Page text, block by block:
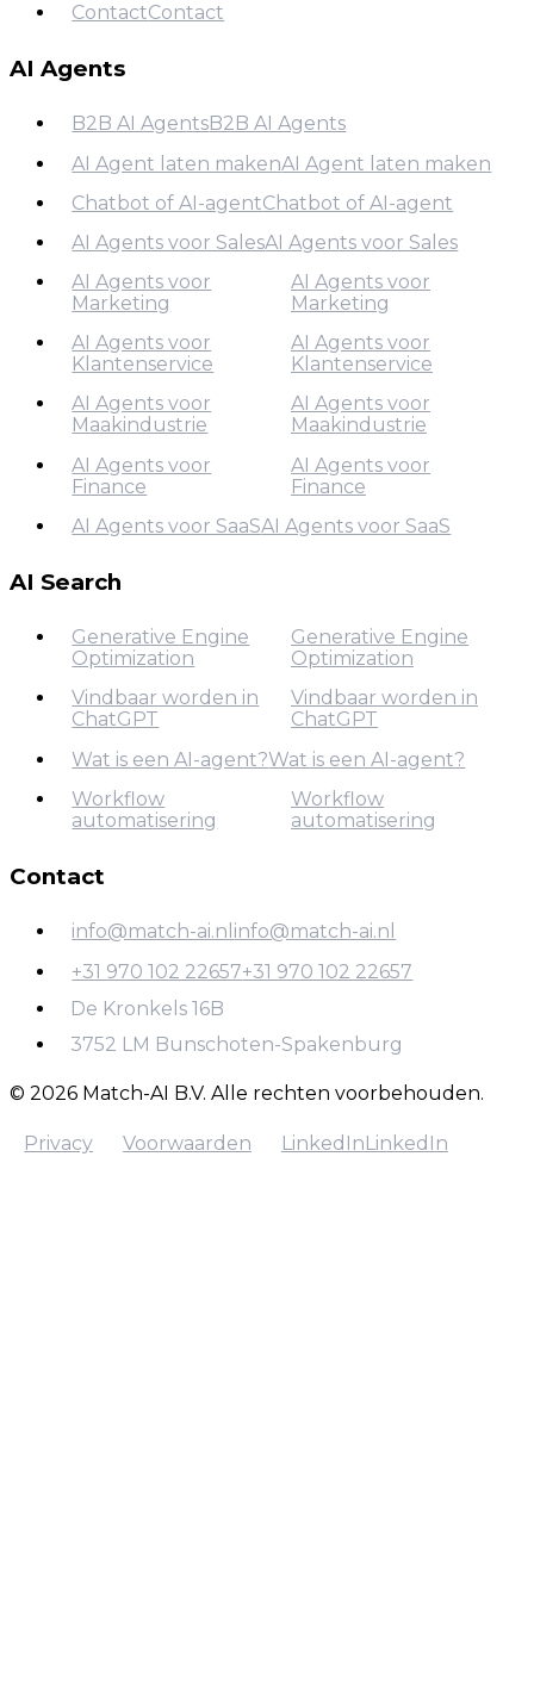
Over Ons
ContactContact
AI Agents
B2B AI Agents
B2B AI Agents
B2B AI Agents
AI Agent laten maken
AI Agent laten maken
AI Agent laten maken
Chatbot of AI-agent
Chatbot of AI-agent
Chatbot of AI-agent
AI Agents voor Sales
AI Agents voor Sales
AI Agents voor Sales
AI Agents voor
Marketing
AI Agents voor
Marketing
AI Agents voor
Marketing
AI Agents voor
Klantenservice
AI Agents voor
Klantenservice
AI Agents voor
Klantenservice
AI Agents voor
Maakindustrie
AI Agents voor
Maakindustrie
AI Agents voor
Maakindustrie
AI Agents voor
Finance
Finance
AI Agents voor
Finance
AI Agents voor SaaS
AI Agents voor SaaS
AI Agents voor SaaS
AI Search
Generative Engine
Optimization
Generative Engine
Optimization
Generative Engine
Optimization
Vindbaar worden in
ChatGPT
Vindbaar worden in
ChatGPT
Vindbaar worden in
ChatGPT
Wat is een AI-agent?
Wat is een AI-agent?
Wat is een AI-agent?
Workflow
automatisering
Workflow
Workflow
automatisering
Contact
info@match-ai.nl
info@match-ai.nl
info@match-ai.nl
+31 970 102 22657
+31 970 102 22657
+31 970 102 22657
De Kronkels 16B
3752 LM Bunschoten-Spakenburg
© 2026 Match-AI B.V. Alle rechten voorbehouden.
Privacy
Voorwaarden
LinkedInLinkedIn